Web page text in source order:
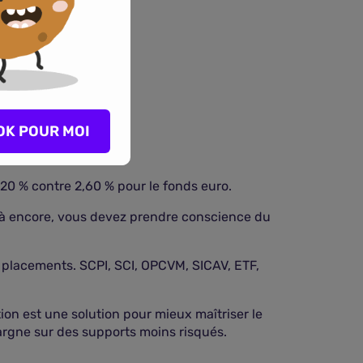
% contre 2,60 % pour le fonds euro.
encore, vous devez prendre conscience du
SCPI, SCI, OPCVM, SICAV, ETF,
est une solution pour mieux maîtriser le
sur des supports moins risqués.
POUR MOI